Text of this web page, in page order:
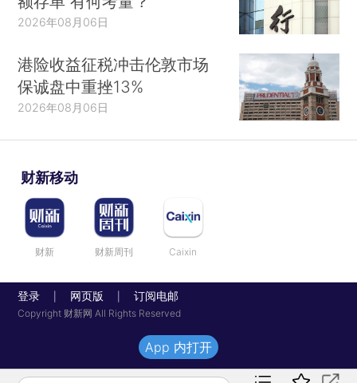
2026年08月06日
港险收益征税冲击伦敦市场
保诚盘中重挫13%
2026年08月06日
财新移动
财新 财新周刊 Caixin
登录 网页版 订阅电邮
Copyright 财新网 All Rights Reserved
App 内打开